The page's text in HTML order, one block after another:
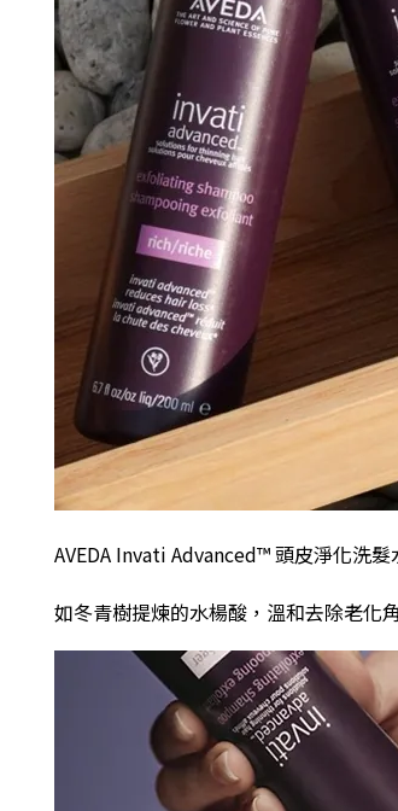
AVEDA Invati Advanced™ 頭皮淨化洗
如冬青樹提煉的水楊酸，溫和去除老化